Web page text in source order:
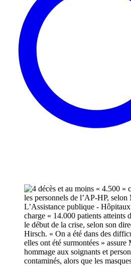
L’Assistance publique -
charge « 14.000 patients atteints
le début de la crise, selon son
Hirsch. « On a été dans des
elles ont été surmontées »
hommage aux soignants et
contaminés, alors que les